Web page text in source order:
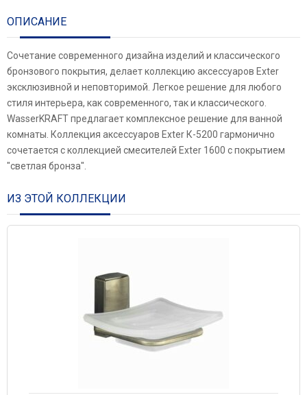
ОПИСАНИЕ
Сочетание современного дизайна изделий и классического
бронзового покрытия, делает коллекцию аксессуаров Exter
эксклюзивной и неповторимой. Легкое решение для любого
стиля интерьера, как современного, так и классического.
WasserKRAFT предлагает комплексное решение для ванной
комнаты. Коллекция аксессуаров Exter К-5200 гармонично
сочетается с коллекцией смесителей Exter 1600 с покрытием
"светлая бронза".
ИЗ ЭТОЙ КОЛЛЕКЦИИ